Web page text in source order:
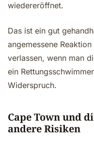
wiedereröffnet.
Das ist ein gut
angemessene
verlassen, wenn man
ein
Widerspruch.
Cape Town und
andere Risiken